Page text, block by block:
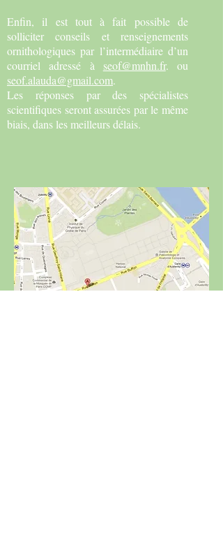
​Enfin, il est tout à fait possible de
solliciter conseils et renseignements
ornithologiques par l’intermédiaire d’un
courriel adressé à seof@mnhn.fr. ou
seof.alauda@gmail.com.
Les réponses par des spécialistes
scientifiques seront assurées par le même
biais, dans les meilleurs délais.